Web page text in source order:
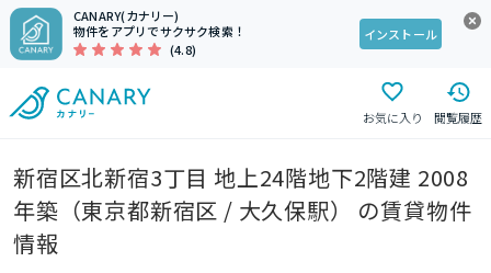
CANARY(カナリー)
物件をアプリでサクサク検索！
(4.8)
インストール
お気に入り 閲覧履歴
新宿区北新宿3丁目 地上24階地下2階建 2008
年築（東京都新宿区 / 大久保駅） の賃貸物件
情報